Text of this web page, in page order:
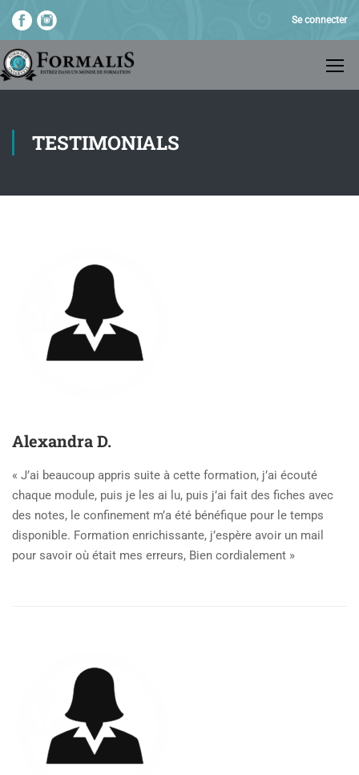
Se connecter
TESTIMONIALS
Alexandra D.
« J’ai beaucoup appris suite à cette formation, j’ai écouté
chaque module, puis je les ai lu, puis j’ai fait des fiches avec
des notes, le confinement m’a été bénéfique pour le temps
disponible. Formation enrichissante, j’espère avoir un mail
pour savoir où était mes erreurs, Bien cordialement »